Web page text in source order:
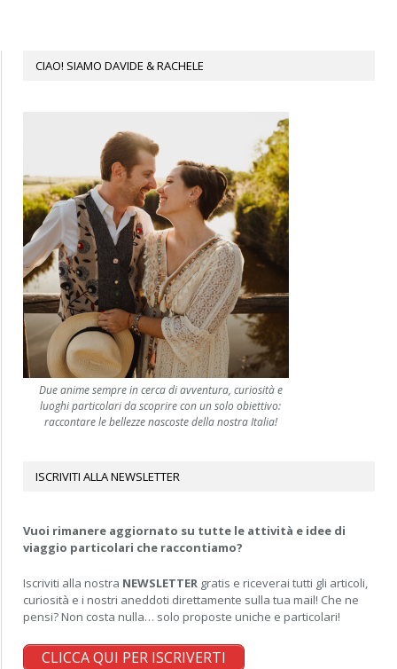
CIAO! SIAMO DAVIDE & RACHELE
Due anime sempre in cerca di avventura, curiosità e
luoghi particolari da scoprire con un solo obiettivo:
raccontare le bellezze nascoste della nostra Italia!
ISCRIVITI ALLA NEWSLETTER
Vuoi rimanere aggiornato su tutte le attività e idee di
viaggio particolari che raccontiamo?
Iscriviti alla nostra NEWSLETTER gratis e riceverai tutti gli articoli,
curiosità e i nostri aneddoti direttamente sulla tua mail! Che ne
pensi? Non costa nulla… solo proposte uniche e particolari!
CLICCA QUI PER ISCRIVERTI